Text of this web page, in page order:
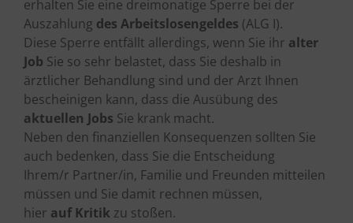
erhalten Sie eine dreimonatige Sperre bei der
Auszahlung des Arbeitslosengeldes (ALG I).
Diese Sperre entfällt allerdings, wenn Sie ihr alter
Job Sie so sehr belastet, dass Sie deshalb in
ärztlicher Behandlung sind und der Arzt Ihnen
bescheinigen kann, dass die Ausübung des
aktuellen Jobs Sie krank macht.
Neben den finanziellen Konsequenzen sollten Sie
auch bedenken, dass Sie die Entscheidung
Ihrem/r Partner/in, Familie und Freunden mitteilen
müssen und Sie damit rechnen müssen,
hier auf Kritik zu stoßen.